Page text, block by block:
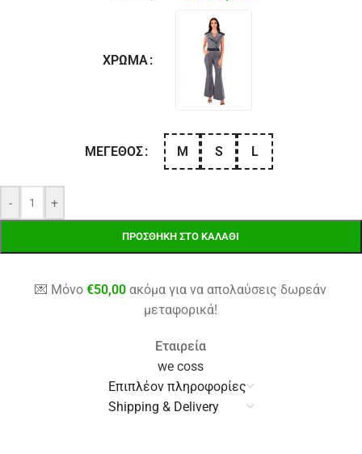
ΧΡΏΜΑ
ΜΈΓΕΘΟΣ M S L
- +
ΠΡΟΣΘΉΚΗ ΣΤΟ ΚΑΛΆΘΙ
💌 Μόνο€50,00 ακόμα για να απολαύσεις δωρεάν
μεταφορικά!
Εταιρεία
we coss
Επιπλέον πληροφορίες
Shipping & Delivery